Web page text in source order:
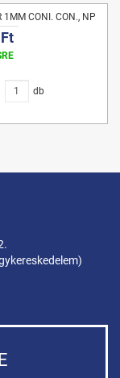
1MM CONI. CON., NP
db